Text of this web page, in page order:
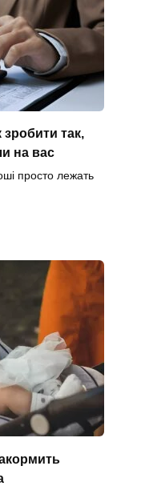
так,
на вас
просто лежать